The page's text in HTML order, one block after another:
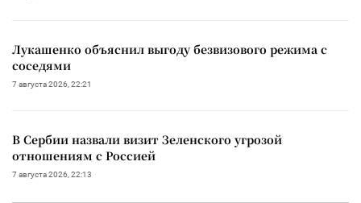
Лукашенко объяснил выгоду безвизового режима с
соседями
7 августа 2026, 22:21
В Сербии назвали визит Зеленского угрозой
отношениям с Россией
7 августа 2026, 22:13